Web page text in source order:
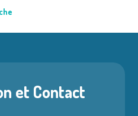
et Contact